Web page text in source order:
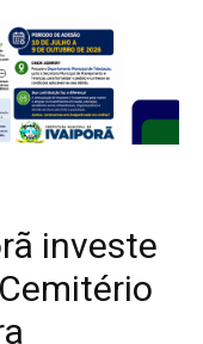
investe